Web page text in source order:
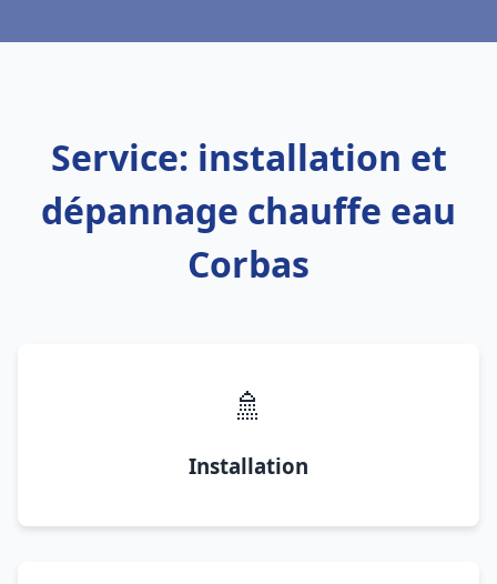
Service: installation et
dépannage chauffe eau
Corbas
🚿
Installation